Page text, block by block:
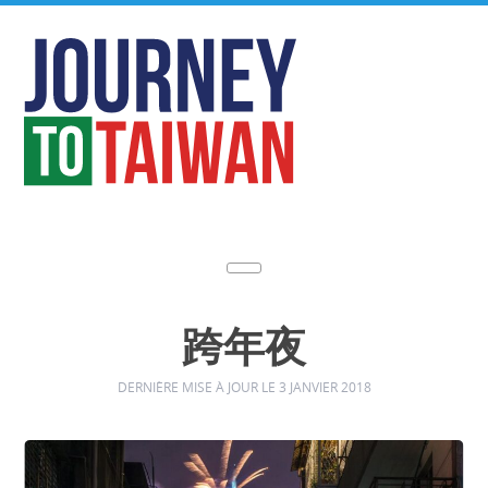
跨年夜
DERNIÈRE MISE À JOUR LE 3 JANVIER 2018